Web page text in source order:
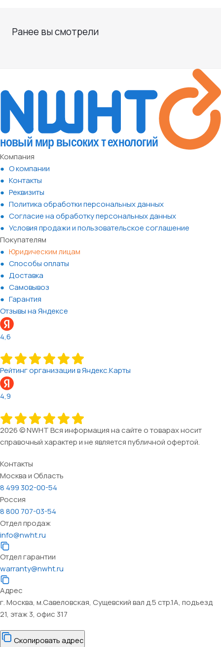
Ранее вы смотрели
Компания
О компании
Контакты
Реквизиты
Политика обработки персональных данных
Согласие на обработку персональных данных
Условия продажи и пользовательское соглашение
Покупателям
Юридическим лицам
Способы оплаты
Доставка
Самовывоз
Гарантия
Отзывы на Яндексе
4,6
Рейтинг организации в Яндекс.Карты
4,9
2026 © NWHT Вся информация на сайте о товарах носит
справочный характер и не является публичной офертой.
Контакты
Москва и Область
8 499 302-00-54
Россия
8 800 707-03-54
Отдел продаж
info@nwht.ru
Отдел гарантии
warranty@nwht.ru
Адрес
г. Москва, м.Савеловская, Сущевский вал д.5 стр.1А, подъезд
21, этаж 3, офис 317
Скопировать адрес